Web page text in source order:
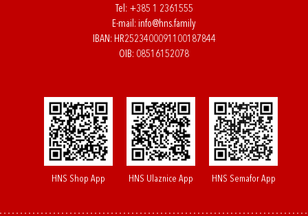
Tel: +385 1 2361555
E-mail: info@hns.family
IBAN: HR2523400091100187844
OIB: 08516152078
HNS Shop App HNS Ulaznice App HNS Semafor App